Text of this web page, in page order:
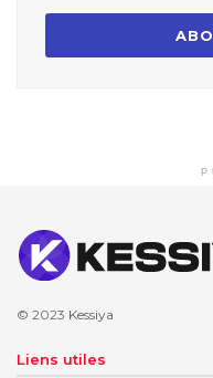
© 2023 Kessiya
Liens utiles